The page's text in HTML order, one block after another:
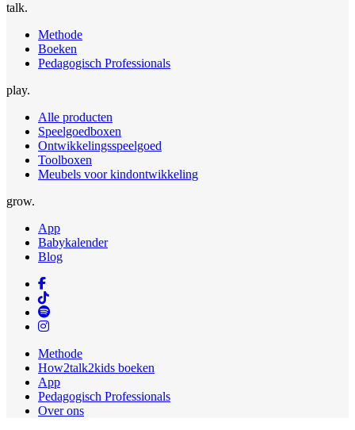
talk.
Methode
Boeken
Pedagogisch Professionals
play.
Alle producten
Speelgoedboxen
Ontwikkelingsspeelgoed
Toolboxen
Meubels voor kindontwikkeling
grow.
App
Babykalender
Blog
Methode
How2talk2kids boeken
App
Pedagogisch Professionals
Over ons